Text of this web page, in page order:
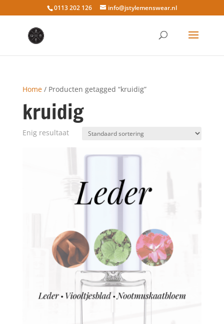
0113 202 126 info@jstylemenswear.nl
Home/ Producten getagged “kruidig”
kruidig
Enig resultaat